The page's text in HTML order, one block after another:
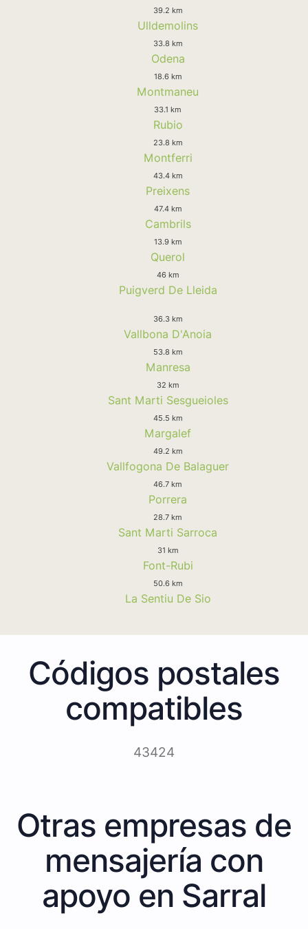
39.2 km
Ulldemolins
33.8 km
Odena
18.6 km
Montmaneu
33.1 km
Rubio
23.8 km
Montferri
43.4 km
Preixens
47.4 km
Cambrils
13.9 km
Querol
46 km
Puigverd De Lleida
36.3 km
Vallbona D'Anoia
53.8 km
Manresa
32 km
Sant Marti Sesgueioles
45.5 km
Margalef
49.2 km
Vallfogona De Balaguer
46.7 km
Porrera
28.7 km
Sant Marti Sarroca
31 km
Font-Rubi
50.6 km
La Sentiu De Sio
Códigos postales
compatibles
43424
Otras empresas de
mensajería con
apoyo en Sarral